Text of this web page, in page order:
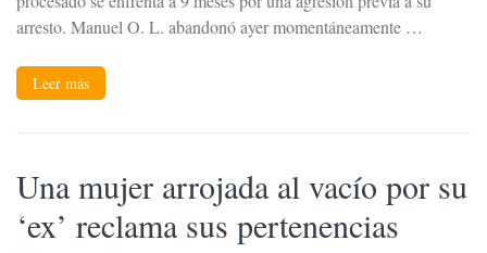
arresto. Manuel O. L. abandonó ayer momentáneamente …
Leer más
Una mujer arrojada al vacío por su
‘ex’ reclama sus pertenencias